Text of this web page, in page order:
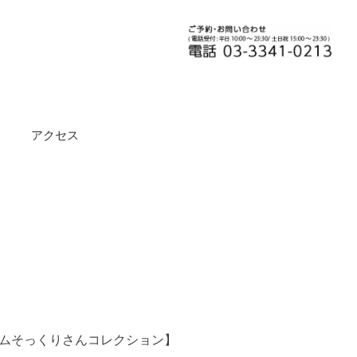
アクセス
そっくりさんコレクション】